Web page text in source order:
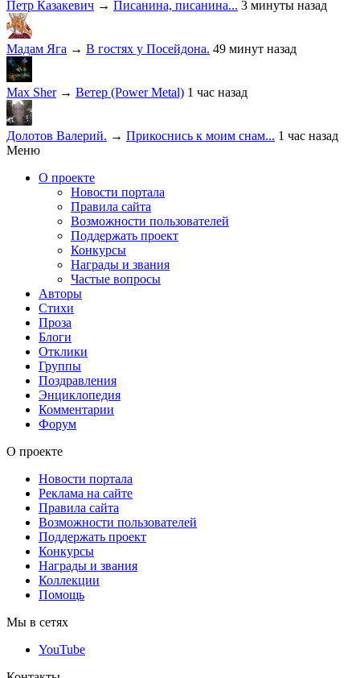
Петр Казакевич → Писанина, писанина... 3 минуты назад
Мадам Яга → В гостях у Посейдона. 49 минут назад
Max Sher→ Ветер (Power Metal) 1 час назад
Долотов Валерий. → Прикоснись к моим снам... 1 час назад
Меню
О проекте
Новости портала
Правила сайта
Возможности пользователей
Поддержать проект
Конкурсы
Награды и звания
Частые вопросы
Авторы
Стихи
Проза
Блоги
Отклики
Группы
Поздравления
Энциклопедия
Комментарии
Форум
О проекте
Новости портала
Реклама на сайте
Правила сайта
Возможности пользователей
Поддержать проект
Конкурсы
Награды и звания
Коллекции
Помощь
Мы в сетях
YouTube